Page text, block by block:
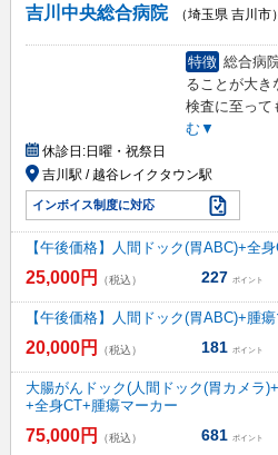
吉川中央総合病院
（埼玉県 吉川市）
特徴 総合病
ることが大き
検査に至って
む▼
休診日:日曜・祝祭日
吉川駅 / 越谷レイクタウン駅
インボイス制度に対応
【午後価格】人間ドック(胃ABC)+全
25,000円 （税込） 227 ポイント
【午後価格】人間ドック(胃ABC)+腫
20,000円 （税込） 181 ポイント
大腸がんドック(人間ドック(胃カメラ
+全身CT+腫瘍マーカー
75,000円 （税込） 681 ポイント